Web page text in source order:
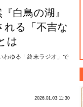
白鳥の湖』
れる「不吉な
は
わゆる「終末ラジオ」で
2026.01.03 11:30